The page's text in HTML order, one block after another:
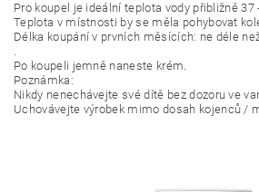
Pro koupel je ideální teplota vody přibližně 37
Teplota v místnosti by se měla pohybovat
Délka koupání v prvních měsících: ne déle
.
Po koupeli jemně naneste krém.
Poznámka:
Nikdy nenechávejte své dítě bez dozoru ve
Uchovávejte výrobek mimo dosah kojenců /